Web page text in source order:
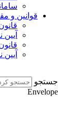
قوانین و
جستجو
Envelope